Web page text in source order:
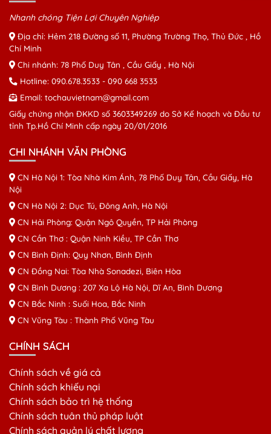
Nhanh chóng Tiện Lợi Chuyên Nghiệp
Địa chỉ: Hẻm 218 Đường số 11, Phường Trường Thọ, Thủ Đức , Hồ
Chí Minh
Chi nhánh: 78 Phố Duy Tân , Cầu Giấy , Hà Nội
Hotline: 090.678.3533 - 090 668 3533
Email: tochauvietnam@gmail.com
Giấy chứng nhận ĐKKD số 3603349269 do Sở Kế hoạch và Đầu tư
tỉnh Tp.Hồ Chí Minh cấp ngày 20/01/2016
CHI NHÁNH VĂN PHÒNG
CN Hà Nội 1: Tòa Nhà Kim Ánh, 78 Phố Duy Tân, Cầu Giấy, Hà
Nội
CN Hà Nội 2: Dục Tú, Đông Anh, Hà Nội
CN Hải Phòng: Quận Ngô Quyền, TP Hải Phòng
CN Cần Thơ : Quận Ninh Kiều, TP Cần Thơ
CN Bình Định: Quy Nhơn, Bình Định
CN Đồng Nai: Tòa Nhà Sonadezi, Biên Hòa
CN Bình Dương : 207 Xa Lộ Hà Nội, Dĩ An, Bình Dương
CN Bắc Ninh : Suối Hoa, Bắc Ninh
CN Vũng Tàu : Thành Phố Vũng Tàu
CHÍNH SÁCH
Chính sách về giá cả
Chính sách khiếu nại
Chính sách bảo trì hệ thống
Chính sách tuân thủ pháp luật
Chính sách quản lý chất lượng